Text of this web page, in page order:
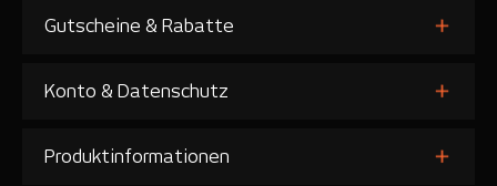
Gutscheine & Rabatte
Konto & Datenschutz
Produktinformationen